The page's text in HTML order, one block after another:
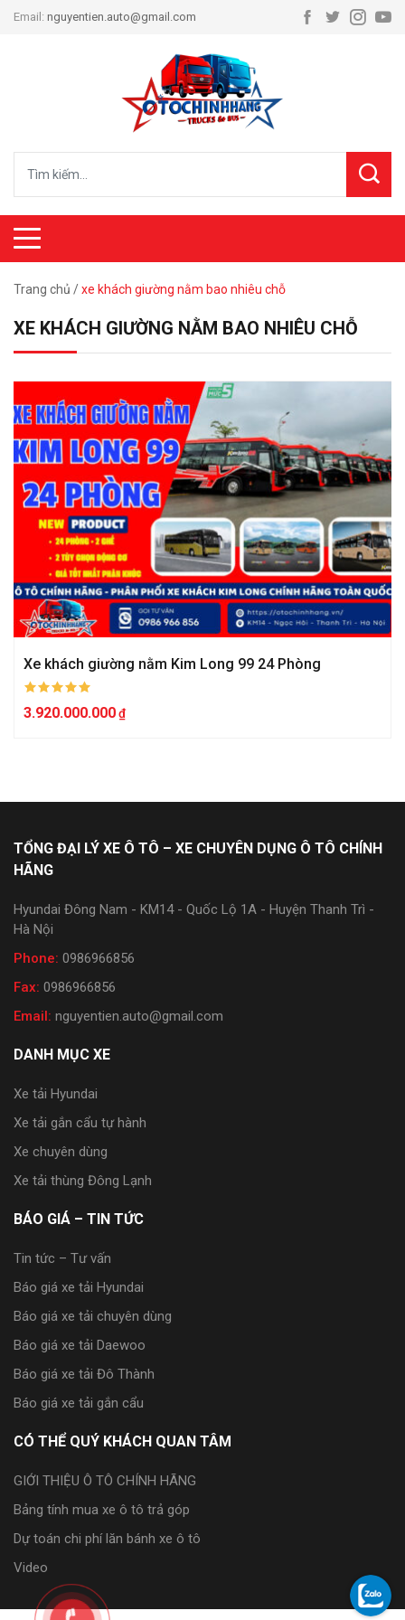
Email: nguyentien.auto@gmail.com
Trang chủ /xe khách giường nằm bao nhiêu chỗ
XE KHÁCH GIƯỜNG NẰM BAO NHIÊU CHỖ
Xe khách giường nằm Kim Long 99 24 Phòng
3.920.000.000
TỔNG ĐẠI LÝ XE Ô TÔ – XE CHUYÊN DỤNG Ô TÔ CHÍNH
HÃNG
Hyundai Đông Nam - KM14 - Quốc Lộ 1A - Huyện Thanh Trì -
Hà Nội
Phone: 0986966856
Fax: 0986966856
Email: nguyentien.auto@gmail.com
DANH MỤC XE
Xe tải Hyundai
Xe tải gắn cẩu tự hành
Xe chuyên dùng
Xe tải thùng Đông Lạnh
BÁO GIÁ – TIN TỨC
Tin tức – Tư vấn
Báo giá xe tải Hyundai
Báo giá xe tải chuyên dùng
Báo giá xe tải Daewoo
Báo giá xe tải Đô Thành
Báo giá xe tải gắn cẩu
CÓ THỂ QUÝ KHÁCH QUAN TÂM
GIỚI THIỆU Ô TÔ CHÍNH HÃNG
Bảng tính mua xe ô tô trả góp
Dự toán chi phí lăn bánh xe ô tô
Video